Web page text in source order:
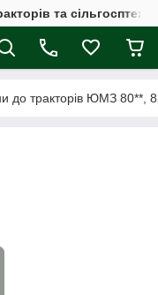
та
до тракторів ЮМЗ 80**,